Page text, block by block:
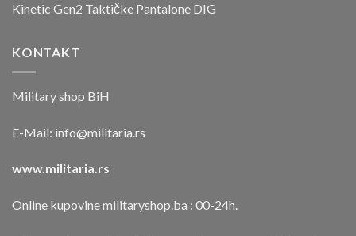
Kinetic Gen2 Taktičke Pantalone DIG
KONTAKT
Military shop BiH
E-Mail: info@militaria.rs
www.militaria.rs
Online kupovine militaryshop.ba : 00-24h.